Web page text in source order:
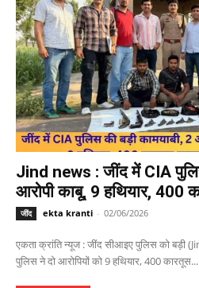
Jind news : जींद में CIA
आरोपी काबू, 9 हथियार, 400
जींद ekta kranti - 02/06/2026
एकता क्रांति न्यूज : जींद सीआइए पुलिस को बड़ी
पुलिस ने दो आरोपियों को 9 हथियार, 400 कारतूस...